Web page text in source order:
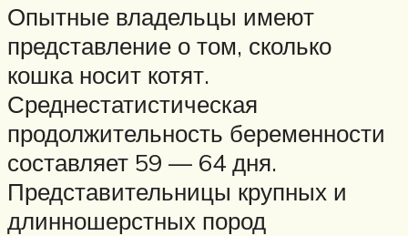
Опытные владельцы имеют
представление о том, сколько
кошка носит котят.
Среднестатистическая
продолжительность беременности
составляет 59 — 64 дня.
Представительницы крупных и
длинношерстных пород